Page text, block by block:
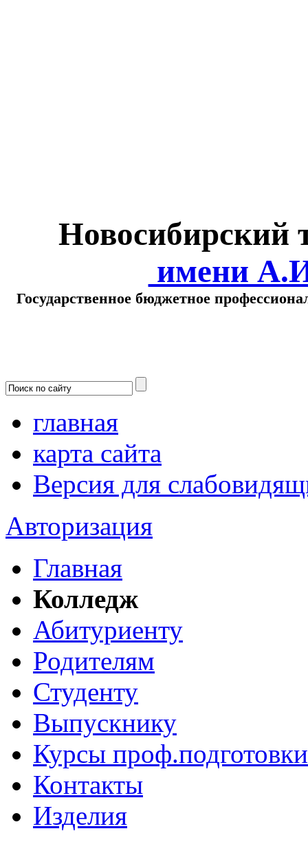
Новосибирский
имени
Государственное бюджетное
главная
карта сайта
Версия для
Авторизация
Главная
Колледж
Абитуриенту
Родителям
Студенту
Выпускнику
Курсы проф.подготовки
Контакты
Изделия